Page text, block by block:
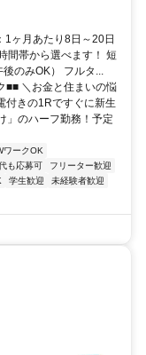
57分 茨城県龍ケ崎市
1ヶ月あたり8日～20日
間帯から選べます！ 短
のみOK） フルタ...
■■ ＼お金と住まいの悩
付きの1Rですぐに新生
」のハーフ勤務！予定
ワークOK
も応募可
フリーター歓迎
学生歓迎
未経験者歓迎